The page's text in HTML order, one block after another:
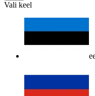
Vali keel